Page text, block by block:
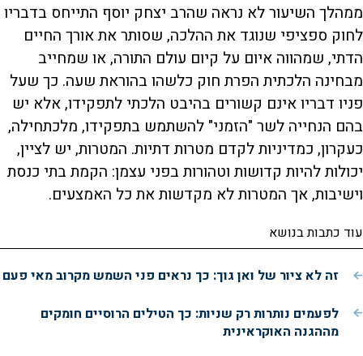
ממהלך השיעור לא נראה שהרב יצחק יוסף התייחס בדבריו
לחוק ספציפי שנוגד את ההלכה, שסותר את אורך החיים
הדתי, שמהווה איום על קיום עולם התורה, או שמחייב
מבחינה הלכתית הפרת חוק כלשהו בהוראת שעה. כך שעל
פניו דבריו אינם קשורים בהיבט הלכתי לתפקידו, אלא יש
בהם הנחייה לשר "הזמני" להשתמש בתפקידו, מלכתחילה,
כעקרון, כמדיניות לקדם מטרות דתיות. המטרות, יש לציין,
יכולות להיות קדושות וטהורות בפני עצמן: הקמת בתי כנסת
וישיבות, אך המטרות לא מקדשות את כל האמצעים.
עוד כתבות בנושא
זה לא ציור של ואן גוך: כך נראים פני השמש מקרוב מאי פעם
לפעמים נותרות רק שניות: כך הטילים הרוסיים חומקים
מההגנה האוקראינית